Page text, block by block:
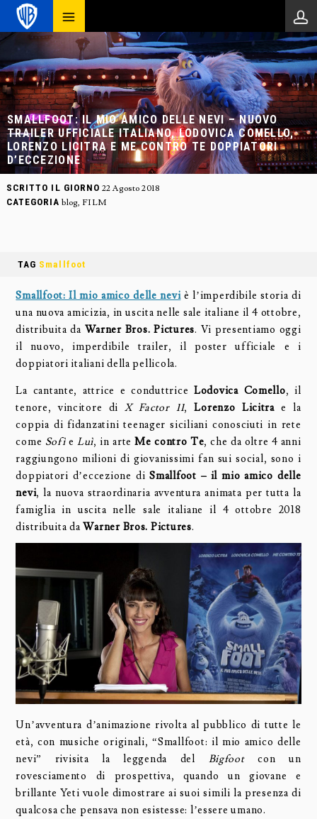
SMALLFOOT: IL MIO AMICO DELLE NEVI – NUOVO
TRAILER UFFICIALE ITALIANO, LODOVICA COMELLO,
LORENZO LICITRA E ME CONTRO TE DOPPIATORI
D’ECCEZIONE
SCRITTO IL GIORNO 22 Agosto 2018
CATEGORIA blog, FILM
TAG Smallfoot
Smallfoot: Il mio amico delle neviè l’imperdibile storia di
una nuova amicizia, in uscita nelle sale italiane il 4 ottobre,
distribuita da Warner Bros. Pictures. Vi presentiamo oggi
il nuovo, imperdibile trailer, il poster ufficiale e i
doppiatori italiani della pellicola.
La cantante, attrice e conduttrice Lodovica Comello, il
tenore, vincitore diX Factor 11,Lorenzo Licitrae la
coppia di fidanzatini teenager siciliani conosciuti in rete
come Sofì e Luì, in arteMe contro Te, che da oltre 4 anni
raggiungono milioni di giovanissimi fan sui social, sono i
doppiatori d’eccezione diSmallfoot – il mio amico delle
nevi, la nuova straordinaria avventura animata per tutta la
famiglia in uscita nelle sale italiane il 4 ottobre 2018
distribuita daWarner Bros. Pictures.
Un’avventura d’animazione rivolta al pubblico di tutte le
età, con musiche originali, “Smallfoot: il mio amico delle
nevi” rivisita la leggenda del Bigfootcon un
rovesciamento di prospettiva, quando un giovane e
brillante Yeti vuole dimostrare ai suoi simili la presenza di
qualcosa che pensava non esistesse: l’essere umano.